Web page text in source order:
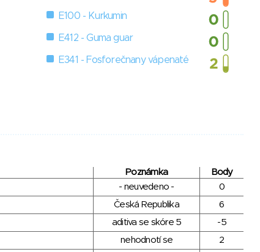
E100 - Kurkumin
E412 - Guma guar
E341 - Fosforečnany vápenaté
Poznámka
Body
- neuvedeno -
0
Česká Republika
6
aditiva se skóre 5
-5
nehodnotí se
2